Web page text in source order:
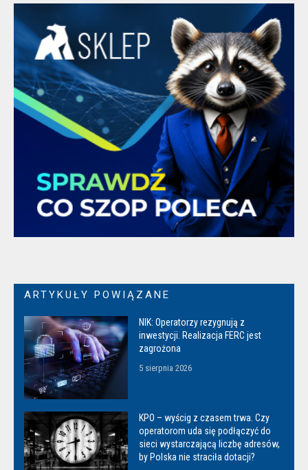
ARTYKUŁY POWIĄZANE
NIK: Operatorzy rezygnują z
inwestycji. Realizacja FERC jest
zagrożona
5 sierpnia 2026
KPO – wyścig z czasem trwa. Czy
operatorom uda się podłączyć do
sieci wystarczającą liczbę adresów,
by Polska nie straciła dotacji?